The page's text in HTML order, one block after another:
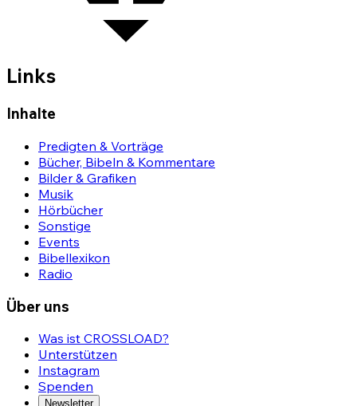
Links
Inhalte
Predigten & Vorträge
Bücher, Bibeln & Kommentare
Bilder & Grafiken
Musik
Hörbücher
Sonstige
Events
Bibellexikon
Radio
Über uns
Was ist CROSSLOAD?
Unterstützen
Instagram
Spenden
Newsletter